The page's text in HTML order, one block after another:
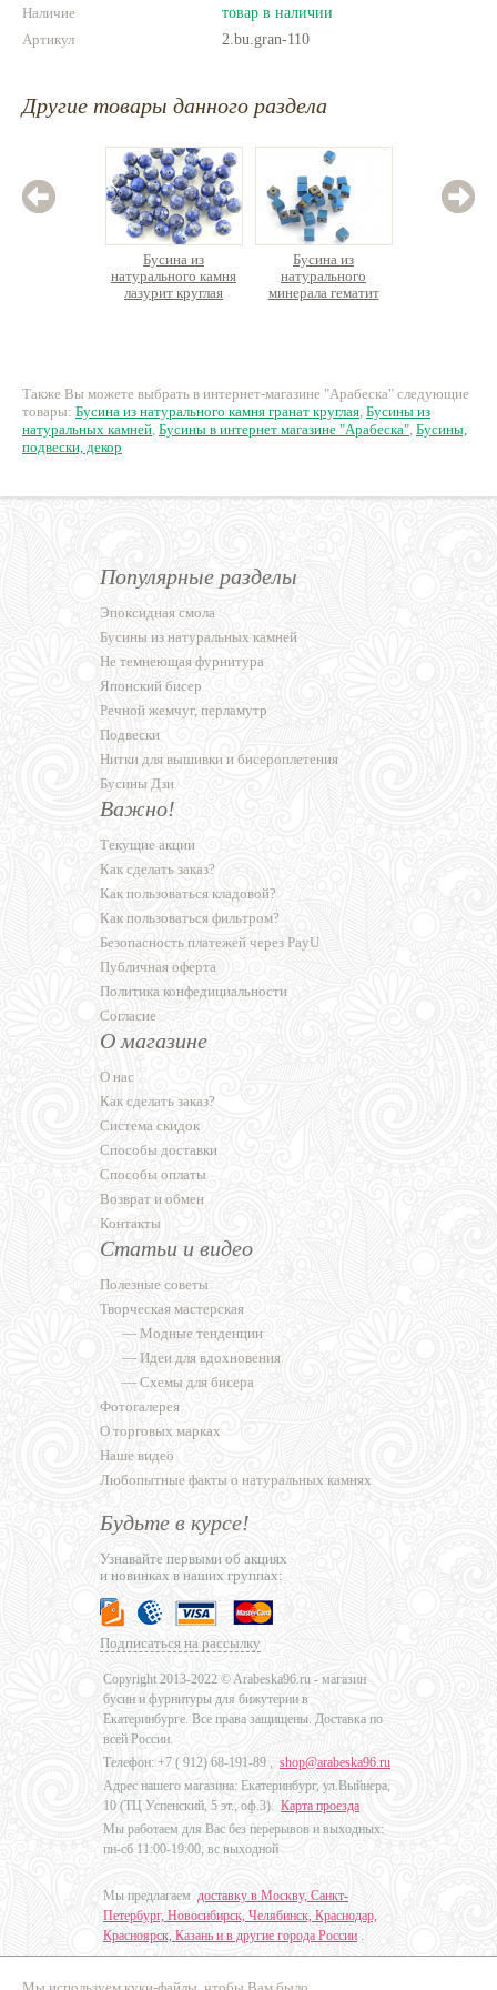
Наличие
товар в наличии
Артикул
2.bu.gran-110
Другие товары данного раздела
Бусина из
натурального камня
лазурит круглая
Бусина из
натурального
минерала гематит
Также Вы можете выбрать в интернет-магазине "Арабеска" следующие
товары: Бусина из натурального камня гранат круглая, Бусины из
натуральных камней, Бусины в интернет магазине "Арабеска", Бусины,
подвески, декор
Популярные разделы
Эпоксидная смола
Бусины из натуральных камней
Не темнеющая фурнитура
Японский бисер
Речной жемчуг, перламутр
Подвески
Нитки для вышивки и бисероплетения
Бусины Дзи
Важно!
Текущие акции
Как сделать заказ?
Как пользоваться кладовой?
Как пользоваться фильтром?
Безопасность платежей через PayU
Публичная оферта
Политика конфедициальности
Согласие
О магазине
О нас
Как сделать заказ?
Система скидок
Способы доставки
Способы оплаты
Возврат и обмен
Контакты
Статьи и видео
Полезные советы
Творческая мастерская
— Модные тенденции
— Идеи для вдохновения
— Схемы для бисера
Фотогалерея
О торговых марках
Наше видео
Любопытные факты о натуральных камнях
Будьте в курсе!
Узнавайте первыми об акциях
и новинках в наших группах:
Подписаться на рассылку
Copyright 2013-2022 © Arabeska96.ru - магазин
бусин и фурнитуры для бижутерии в
Екатеринбурге. Все права защищены. Доставка по
всей России.
Телефон: +7 ( 912) 68-191-89 , shop@arabeska96.ru
Адрес нашего магазина: Екатеринбург, ул.Выйнера,
10 (ТЦ Успенский, 5 эт., оф.3). Карта проезда
Мы работаем для Вас без перерывов и выходных:
пн-сб 11:00-19:00, вс выходной
Мы предлагаем доставку в Москву, Санкт-
Петербург, Новосибирск, Челябинск, Краснодар,
Красноярск, Казань и в другие города России .